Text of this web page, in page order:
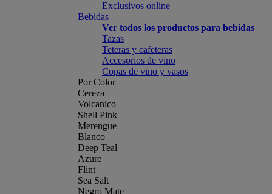
Exclusivos online
Bebidas
Ver todos los productos para bebidas
Tazas
Teteras y cafeteras
Accesorios de vino
Copas de vino y vasos
Por Color
Cereza
Volcanico
Shell Pink
Merengue
Blanco
Deep Teal
Azure
Flint
Sea Salt
Negro Mate